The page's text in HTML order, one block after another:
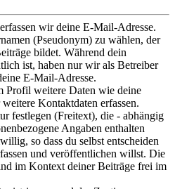
wir deine E-Mail-Adresse.
(Pseudonym) zu wählen, der
bildet. Während dein
ist, haben nur wir als Betreiber
E-Mail-Adresse.
Profil weitere Daten wie deine
Kontaktdaten erfassen.
festlegen (Freitext), die - abhängig
Angaben enthalten
so dass du selbst entscheiden
und veröffentlichen willst. Die
im Kontext deiner Beiträge frei im